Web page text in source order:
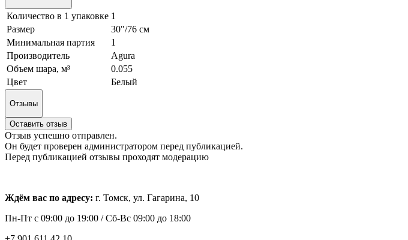
Количество в 1 упаковке 1
Размер
30"/76 см
Минимальная партия
1
Производитель
Agura
Объем шара, м³
0.055
Цвет
Белый
Отзывы
Оставить отзыв
Отзыв успешно отправлен.
Он будет проверен администратором перед публикацией.
Перед публикацией отзывы проходят модерацию
Ждём вас по адресу: г. Томск, ул. Гагарина, 10
Пн-Пт с 09:00 до 19:00 /Сб-Вс 09:00 до 18:00